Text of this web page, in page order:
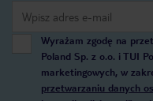
Wyrażam zgodę na
Poland Sp. z o.o. i TUI
marketingowych, w
przetwarzaniu danych